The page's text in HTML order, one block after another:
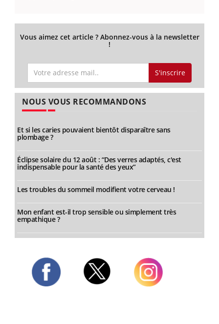
Vous aimez cet article ? Abonnez-vous à la newsletter
!
S'inscrire
NOUS VOUS RECOMMANDONS
Et si les caries pouvaient bientôt disparaître sans
plombage ?
Éclipse solaire du 12 août : “Des verres adaptés, c'est
indispensable pour la santé des yeux”
Les troubles du sommeil modifient votre cerveau !
Mon enfant est-il trop sensible ou simplement très
empathique ?